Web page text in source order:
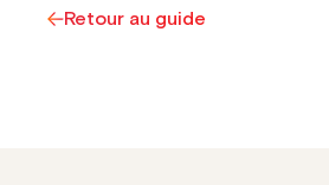
Retour au guide